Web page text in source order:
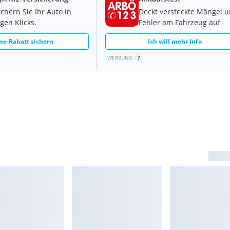
Hr. Nestler, , der Fr.
Sie Ihr Auto in
Klicks.
Rabatt sichern
Deckt versteckte Mängel
Fehler am Fahrzeug auf
Ich will mehr Info
WERBUNG